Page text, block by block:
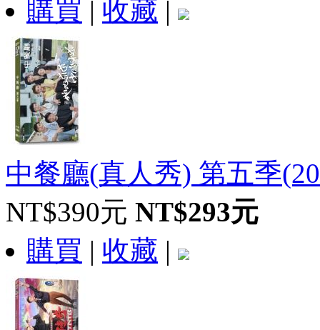
購買 | 收藏 |
中餐廳(真人秀) 第五季‎
NT$390元 NT$293元
購買 | 收藏 |